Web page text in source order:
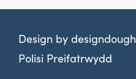
Design by designdough
Polisi Preifatrwydd